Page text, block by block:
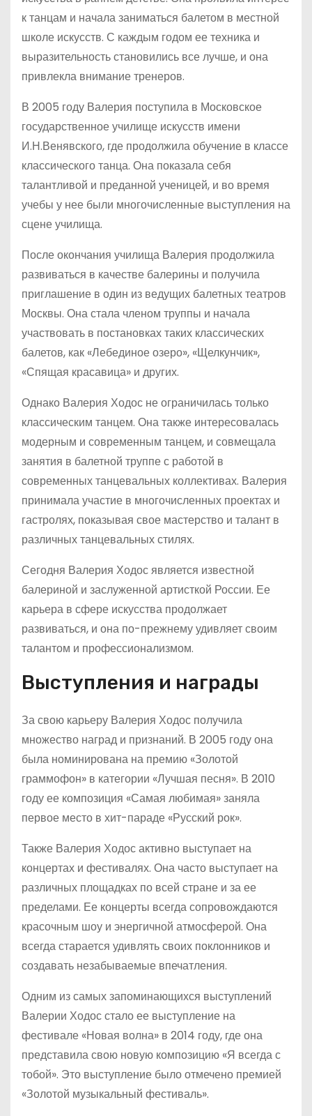
к танцам и начала заниматься балетом в местной
школе искусств. С каждым годом ее техника и
выразительность становились все лучше, и она
привлекла внимание тренеров.
В 2005 году Валерия поступила в Московское
государственное училище искусств имени
И.Н.Венявского, где продолжила обучение в классе
классического танца. Она показала себя
талантливой и преданной ученицей, и во время
учебы у нее были многочисленные выступления на
сцене училища.
После окончания училища Валерия продолжила
развиваться в качестве балерины и получила
приглашение в один из ведущих балетных театров
Москвы. Она стала членом труппы и начала
участвовать в постановках таких классических
балетов, как «Лебединое озеро», «Щелкунчик»,
«Спящая красавица» и других.
Однако Валерия Ходос не ограничилась только
классическим танцем. Она также интересовалась
модерным и современным танцем, и совмещала
занятия в балетной труппе с работой в
современных танцевальных коллективах. Валерия
принимала участие в многочисленных проектах и
гастролях, показывая свое мастерство и талант в
различных танцевальных стилях.
Сегодня Валерия Ходос является известной
балериной и заслуженной артисткой России. Ее
карьера в сфере искусства продолжает
развиваться, и она по-прежнему удивляет своим
талантом и профессионализмом.
Выступления и награды
За свою карьеру Валерия Ходос получила
множество наград и признаний. В 2005 году она
была номинирована на премию «Золотой
граммофон» в категории «Лучшая песня». В 2010
году ее композиция «Самая любимая» заняла
первое место в хит-параде «Русский рок».
Также Валерия Ходос активно выступает на
концертах и фестивалях. Она часто выступает на
различных площадках по всей стране и за ее
пределами. Ее концерты всегда сопровождаются
красочным шоу и энергичной атмосферой. Она
всегда старается удивлять своих поклонников и
создавать незабываемые впечатления.
Одним из самых запоминающихся выступлений
Валерии Ходос стало ее выступление на
фестивале «Новая волна» в 2014 году, где она
представила свою новую композицию «Я всегда с
тобой». Это выступление было отмечено премией
«Золотой музыкальный фестиваль».